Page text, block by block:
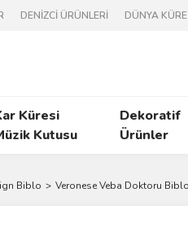
DENİZCİ ÜRÜNLERİ DÜNYA KÜRE
Küresi
Kutusu
Dekoratif
Ürünler
Biblo Veronese Veba Doktoru Biblo